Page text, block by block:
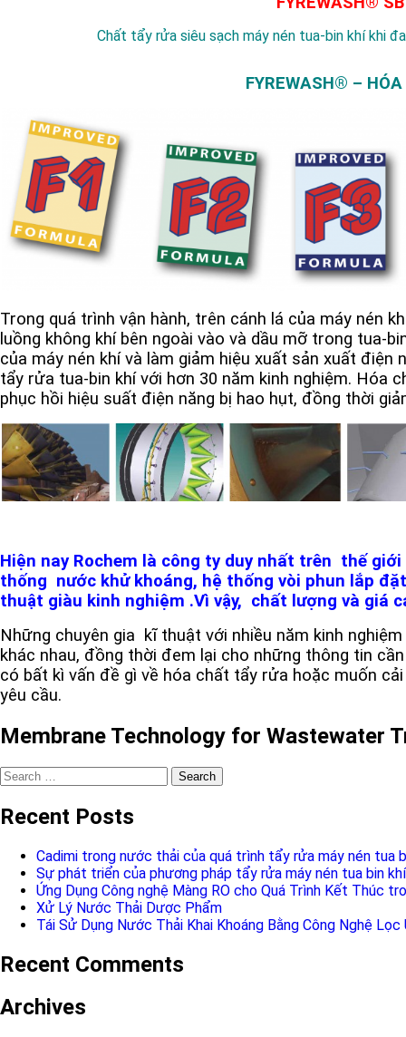
Chất tẩy rửa siêu sạch máy nén tua-bin khí khi
FYREWASH® –
Trong quá trình vận hành, trên cánh lá của máy nén
luồng không khí bên ngoài vào và dầu mỡ trong tua-
của máy nén khí và làm giảm hiệu xuất sản xuất
tẩy rửa tua-bin khí với hơn 30 năm kinh nghiệm. Hóa
phục hồi hiệu suất điện năng bị hao hụt, đồng thời
Hiện nay Rochem là công ty duy nhất trên thế
thống nước khử khoáng, hệ thống vòi phun lắp
thuật giàu kinh nghiệm .Vì vậy, chất lượng và giá
Những chuyên gia kĩ thuật với nhiều năm kinh
khác nhau, đồng thời đem lại cho những thông tin
có bất kì vấn đề gì về hóa chất tẩy rửa hoặc muốn
yêu cầu.
Membrane Technology for Wastewater
Search
for:
Recent Posts
Cadimi trong nước thải của quá trình tẩy rửa máy nén tua
Sự phát triển của phương pháp tẩy rửa máy nén tua bin khí
Ứng Dụng Công nghệ Màng RO cho Quá Trình Kết Thúc
Xử Lý Nước Thải Dược Phẩm
Tái Sử Dụng Nước Thải Khai Khoáng Bằng Công Nghệ Lọc
Recent Comments
Archives